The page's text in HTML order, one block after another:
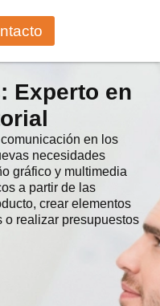
Experto en
en los
necesidades
gráfico y multimedia
a partir de las
crear elementos
o realizar presupuestos